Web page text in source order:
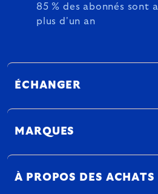
85 % des abonnés sont
plus d'un an
ÉCHANGER
MARQUES
À PROPOS DES ACHATS